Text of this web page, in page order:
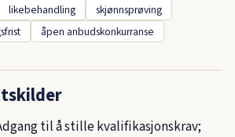
likebehandling
skjønnsprøving
åpen anbudskonkurranse
til å stille kvalifikasjonskrav;